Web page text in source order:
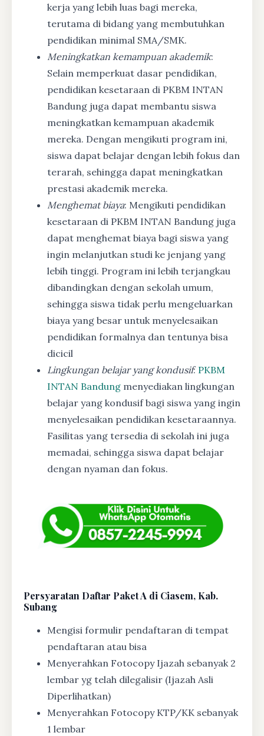
kerja yang lebih luas bagi mereka,
terutama di bidang yang membutuhkan
pendidikan minimal SMA/SMK.
Meningkatkan kemampuan akademik:
Selain memperkuat dasar pendidikan,
pendidikan kesetaraan di PKBM INTAN
Bandung juga dapat membantu siswa
meningkatkan kemampuan akademik
mereka. Dengan mengikuti program ini,
siswa dapat belajar dengan lebih fokus dan
terarah, sehingga dapat meningkatkan
prestasi akademik mereka.
Menghemat biaya: Mengikuti pendidikan
kesetaraan di PKBM INTAN Bandung juga
dapat menghemat biaya bagi siswa yang
ingin melanjutkan studi ke jenjang yang
lebih tinggi. Program ini lebih terjangkau
dibandingkan dengan sekolah umum,
sehingga siswa tidak perlu mengeluarkan
biaya yang besar untuk menyelesaikan
pendidikan formalnya dan tentunya bisa
dicicil
Lingkungan belajar yang kondusif: PKBM
INTAN Bandung menyediakan lingkungan
belajar yang kondusif bagi siswa yang ingin
menyelesaikan pendidikan kesetaraannya.
Fasilitas yang tersedia di sekolah ini juga
memadai, sehingga siswa dapat belajar
dengan nyaman dan fokus.
Persyaratan Daftar Paket A di Ciasem, Kab.
Subang
Mengisi formulir pendaftaran di tempat
pendaftaran atau bisa
Menyerahkan Fotocopy Ijazah sebanyak 2
lembar yg telah dilegalisir (Ijazah Asli
Diperlihatkan)
Menyerahkan Fotocopy KTP/KK sebanyak
1 lembar